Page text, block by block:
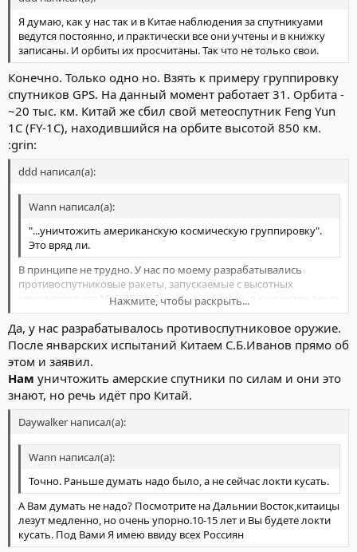
Я думаю, как у нас так и в Китае наблюдения за спутникуами
ведутся постоянно, и практически все они учтены и в книжку
записаны. И орбиты их просчитаны. Так что не только свои.
Конечно. Только одно но. Взять к примеру группировку
спутников GPS. На данный момент работает 31. Орбита -
~20 тыс. км. Китай же сбил свой метеоспутник Feng Yun
1C (FY-1C), находившийся на орбите высотой 850 км.
:grin:
ddd написал(а):
Wann написал(а):
"...уничтожить американскую космическую группировку".
Это вряд ли.
Нажмите, чтобы раскрыть...
В принципе не трудно. У нас по моему разрабатывались
противоспутниковые ракеты, запускаемые с высотных
самолетов типа МиГ 25-31. Так что дело лишь в коичестве таких
ракет и желании сбивать спутники.
Нажмите, чтобы раскрыть...
Да, у нас разрабатывалось противоспутниковое оружие.
После январских испытаний Китаем С.Б.Иванов прямо об
этом и заявил.
Нам уничтожить амерские спутники по силам и они это
знают, но речь идёт про Китай.
Daywalker написал(а):
Wann написал(а):
Точно. Раньше думать надо было, а не сейчас локти кусать.
А Вам думать не надо? Посмотрите на Дальнии Восток,китаицы
лезут медленно, но очень упорно.10-15 лет и Вы будете локти
кусать. Под Вами Я имею ввиду всех Россиян